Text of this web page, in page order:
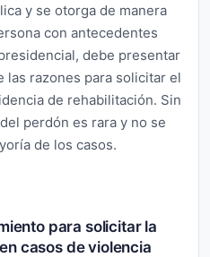
y se otorga de manera
con antecedentes
debe presentar
las razones para solicitar el
de rehabilitación. Sin
perdón es rara y no se
de los casos.
para solicitar la
casos de violencia